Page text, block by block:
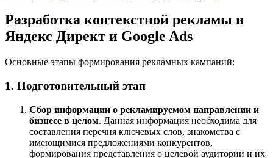
Разработка контекстной рекламы в
Яндекс Директ и Google Ads
Основные этапы формирования рекламных кампаний:
1. Подготовительный этап
Cбор информации о рекламируемом направлении и
бизнесе в целом. Данная информация необходима для
составления перечня ключевых слов, знакомства с
имеющимися предложениями конкурентов,
формирования представления о целевой аудитории и их